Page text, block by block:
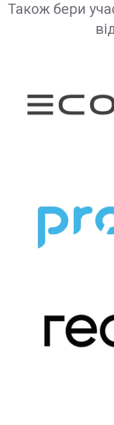
Також бери